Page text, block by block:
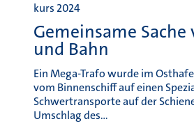
kurs 2024
Gemeinsame Sache
und Bahn
Ein Mega-Trafo wurde im
vom Binnenschiff auf einen
Schwertransporte auf der
Umschlag des…